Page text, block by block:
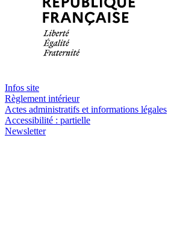
Infos site
Règlement intérieur
Actes administratifs et informations légales
Accessibilité : partielle
Newsletter